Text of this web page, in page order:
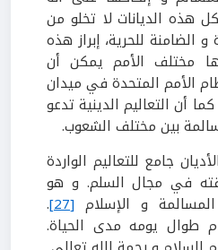
هذه الديانات لا تخلو من
الضامنة للحرية، إبراز هذه
مختلف الأمم يمكن أن
الأمم المتحدة في ميدان
أن التعاليم الدينية تدعو
بين مختلف الشعوب.
جامع للتعاليم الواردة
في مجال السلم. و هو
و الإسلام [27]
.
طوال يومه مدى الحياة.